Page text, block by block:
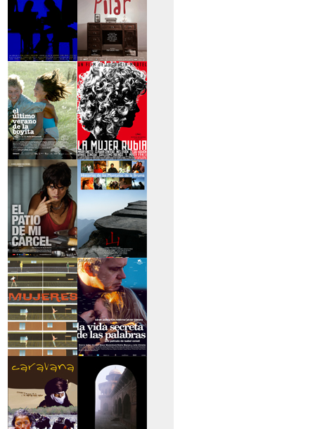
>The Labèque Way >José y Pilar
>El último verano de
la boyita
>La mujer rubia
>El patio de mi
cárcel
>Historias de las
montañas
>Serie mujeres
>La vida secreta de
las palabras